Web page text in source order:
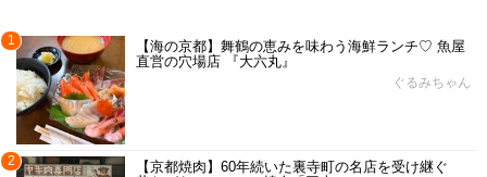
1
【海の京都】舞鶴の恵みを味わう海鮮ランチ♡ 魚屋
直営の穴場店 『大六丸』
ぐるみちゃん
2
【京都焼肉】60年続いた裏寺町の名店を受け継ぐ